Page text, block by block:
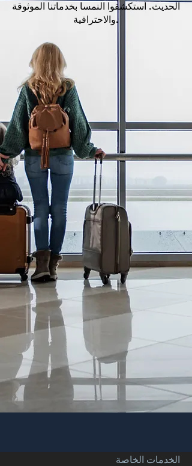
الحديث. استكشفوا النمسا بخدماتنا الموثوقة
والاحترافية.
الخدمات الخاصة